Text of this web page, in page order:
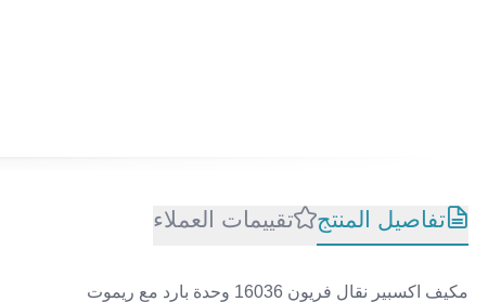
تفاصيل المنتج تقييمات العملاء
مكيف اكسبير نقال فريون 16036 وحدة بارد مع ريموت